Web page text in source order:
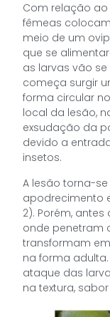
Com relação
fêmeas
meio de um
que se
as larvas vão
começa surgir
forma circular
local da lesão,
exsudação da
devido a
insetos.
A lesão torna-
apodrecimento
2). Porém,
onde penetram
transformam
na forma
ataque das
na textura,